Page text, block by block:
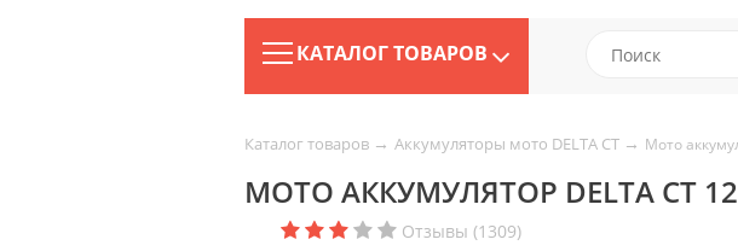
КАТАЛОГ ТОВАРОВ
Каталог товаров → Аккумуляторы мото DELTA CT → Мото
МОТО АККУМУЛЯТОР DELTA CT
Отзывы (1309)